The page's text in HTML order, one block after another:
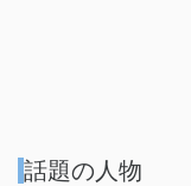
話題の人物